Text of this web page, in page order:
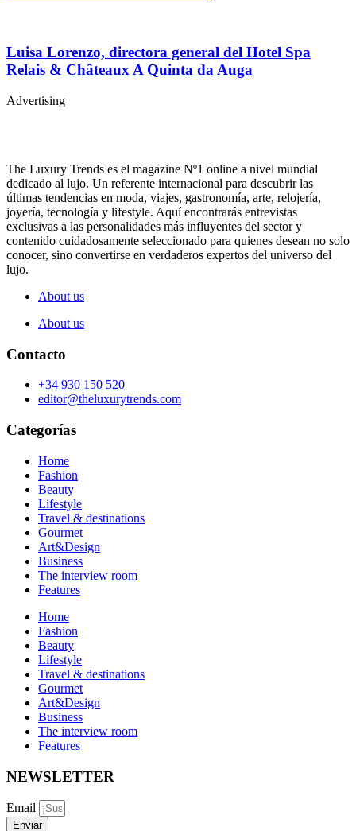
Luisa Lorenzo, directora general del Hotel Spa
Relais & Châteaux A Quinta da Auga
Advertising
The Luxury Trends es el magazine Nº1 online a nivel mundial
dedicado al lujo. Un referente internacional para descubrir las
últimas tendencias en moda, viajes, gastronomía, arte, relojería,
joyería, tecnología y lifestyle. Aquí encontrarás entrevistas
exclusivas a las personalidades más influyentes del sector y
contenido cuidadosamente seleccionado para quienes desean no solo
conocer, sino convertirse en verdaderos expertos del universo del
lujo.
About us
About us
Contacto
+34 930 150 520
editor@theluxurytrends.com
Categorías
Home
Fashion
Beauty
Lifestyle
Travel & destinations
Gourmet
Art&Design
Business
The interview room
Features
Home
Fashion
Beauty
Lifestyle
Travel & destinations
Gourmet
Art&Design
Business
The interview room
Features
NEWSLETTER
Email
Enviar